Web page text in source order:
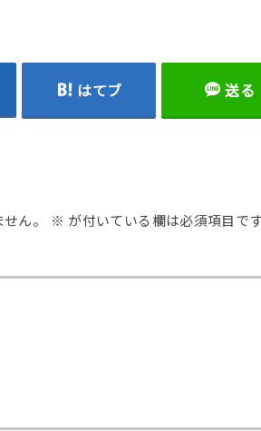
はてブ 送る
ん。 ※ が付いている欄は必須項目で